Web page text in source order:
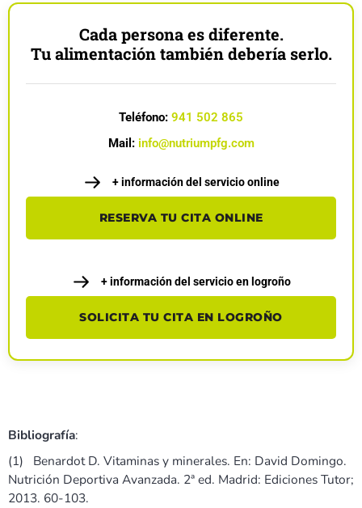
Cada persona es diferente.
Tu alimentación también debería serlo.
Teléfono: 941 502 865
Mail: info@nutriumpfg.com
+ información del servicio online
RESERVA TU CITA ONLINE
+ información del servicio en logroño
SOLICITA TU CITA EN LOGROÑO
Bibliografía:
(1) Benardot D. Vitaminas y minerales. En: David Domingo.
Nutrición Deportiva Avanzada. 2ª ed. Madrid: Ediciones Tutor;
2013. 60-103.